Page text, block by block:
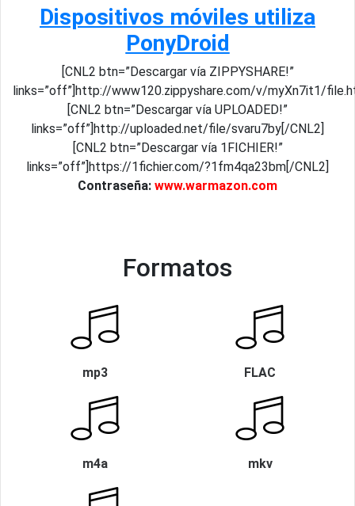
Dispositivos móviles utiliza
PonyDroid
[CNL2 btn=”Descargar vía ZIPPYSHARE!”
links=”off”]http://www120.zippyshare.com/v/myXn7it1/
[CNL2 btn=”Descargar vía UPLOADED!”
links=”off”]http://uploaded.net/file/svaru7by[/CNL2]
[CNL2 btn=”Descargar vía 1FICHIER!”
links=”off”]https://1fichier.com/?1fm4qa23bm[/CNL2]
Contraseña: www.warmazon.com
Formatos
mp3 FLAC
m4a mkv